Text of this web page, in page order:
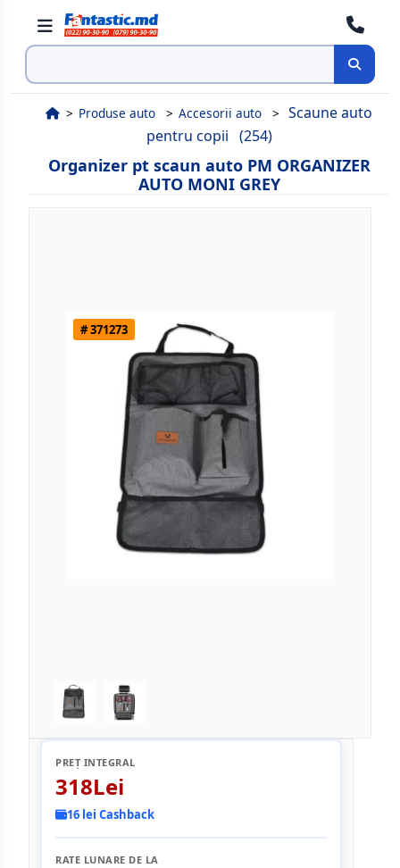
Cauta
Produse auto Accesorii auto
Scaune auto
pentru copii (254)
Organizer pt scaun auto PM ORGANIZER
AUTO MONI GREY
# 371273
PREȚ INTEGRAL
318Lei
16 lei Cashback
RATE LUNARE DE LA